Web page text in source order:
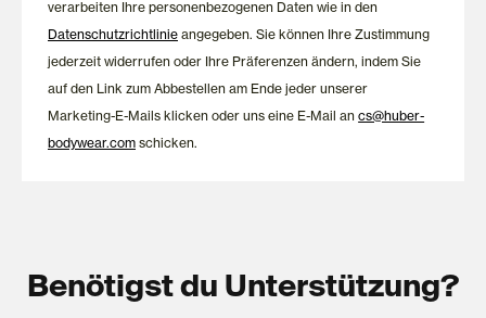
verarbeiten Ihre personenbezogenen Daten wie in den
Datenschutzrichtlinie angegeben. Sie können Ihre Zustimmung
jederzeit widerrufen oder Ihre Präferenzen ändern, indem Sie
auf den Link zum Abbestellen am Ende jeder unserer
Marketing-E-Mails klicken oder uns eine E-Mail ancs@huber-
bodywear.com schicken.
Benötigst du Unterstützung?